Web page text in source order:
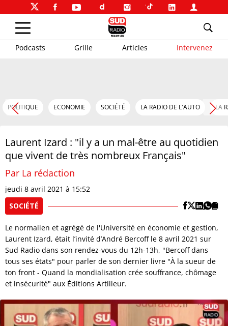
Podcasts Grille Articles Intervenez
POLITIQUE ECONOMIE SOCIÉTÉ LA RADIO DE L'AUTO LA
Laurent Izard : "il y a un mal-être au quotidien
que vivent de très nombreux Français"
Par La rédaction
jeudi 8 avril 2021 à 15:52
SOCIÉTÉ
Le normalien et agrégé de l'Université en économie et gestion,
Laurent Izard, était l’invité d’André Bercoff le 8 avril 2021 sur
Sud Radio dans son rendez-vous du 12h-13h, "Bercoff dans
tous ses états" pour parler de son dernier livre "À la sueur de
ton front - Quand la mondialisation crée souffrance, chômage
et insécurité" aux Éditions Artilleur.